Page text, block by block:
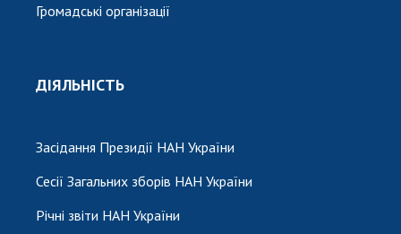
Громадські організації
ДІЯЛЬНІСТЬ
Засідання Президії НАН України
Сесії Загальних зборів НАН України
Річні звіти НАН України